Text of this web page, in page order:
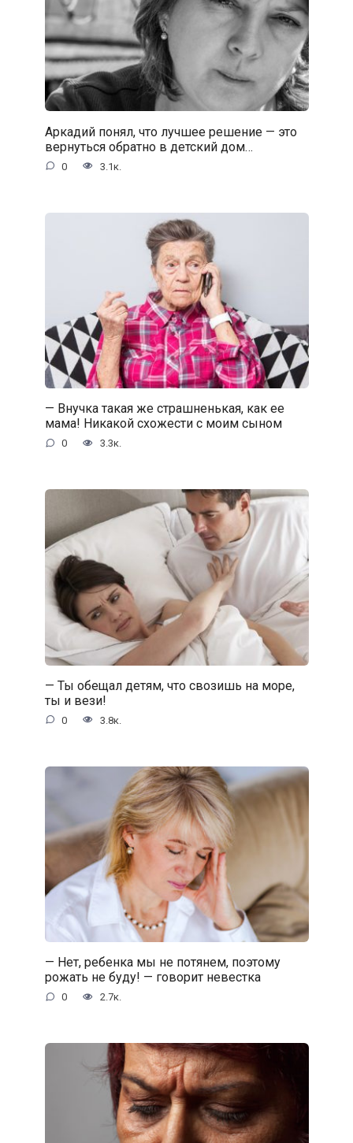
Аркадий понял, что лучшее решение — это
вернуться обратно в детский дом…
0 3.1к.
— Внучка такая же страшненькая, как ее
мама! Никакой схожести с моим сыном
0 3.3к.
— Ты обещал детям, что свозишь на море,
ты и вези!
0 3.8к.
— Нет, ребенка мы не потянем, поэтому
рожать не буду! — говорит невестка
0 2.7к.